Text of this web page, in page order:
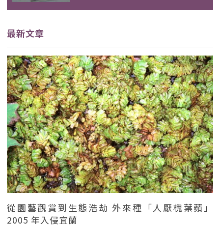
最新文章
從園藝觀賞到生態浩劫 外來種「人厭槐葉蘋」
2005 年入侵宜蘭